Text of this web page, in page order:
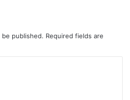
published. Required fields are